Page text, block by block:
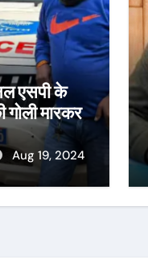
एसपी के
गोली मारकर
Aug 19, 2024